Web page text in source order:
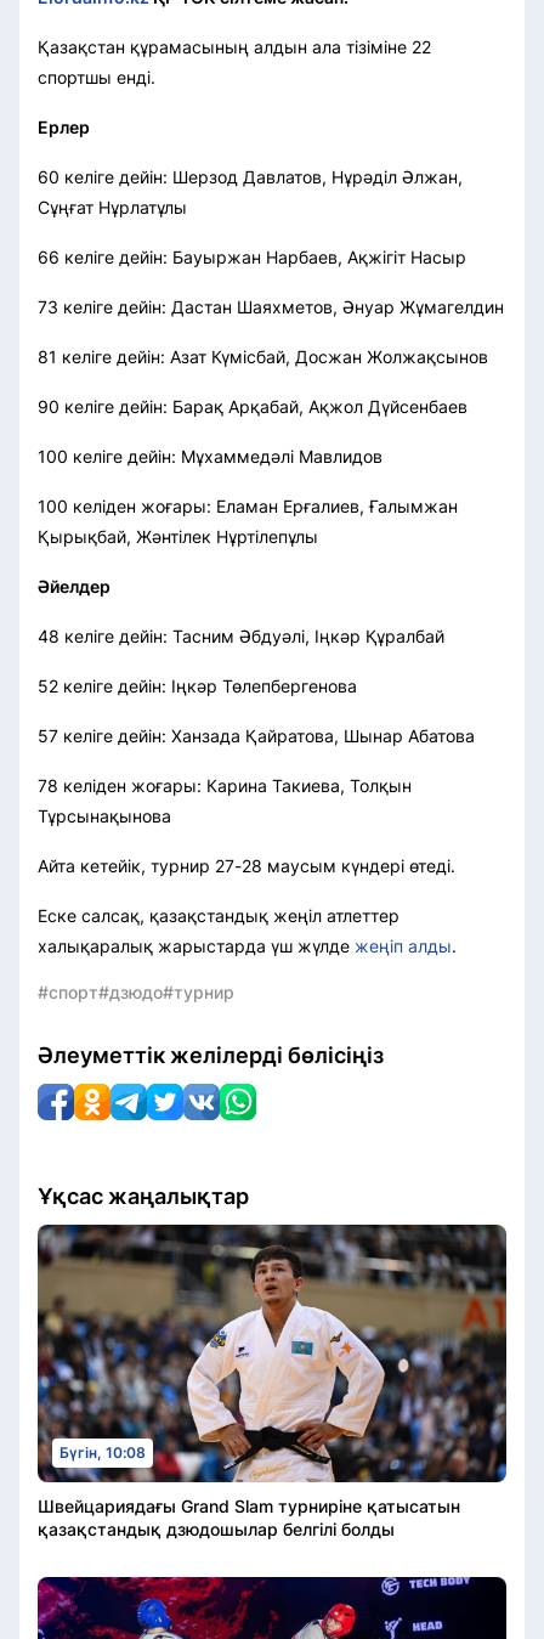
Қазақстан құрамасының алдын ала тізіміне 22
спортшы енді.
Ерлер
60 келіге дейін: Шерзод Давлатов, Нұрәділ Әлжан,
Сұңғат Нұрлатұлы
66 келіге дейін: Бауыржан Нарбаев, Ақжігіт Насыр
73 келіге дейін: Дастан Шаяхметов, Әнуар Жұмагелдин
81 келіге дейін: Азат Күмісбай, Досжан Жолжақсынов
90 келіге дейін: Барақ Арқабай, Ақжол Дүйсенбаев
100 келіге дейін: Мұхаммедәлі Мавлидов
100 келіден жоғары: Еламан Ерғалиев, Ғалымжан
Қырықбай, Жәнтілек Нұртілепұлы
Әйелдер
48 келіге дейін: Тасним Әбдуәлі, Іңкәр Құралбай
52 келіге дейін: Іңкәр Төлепбергенова
57 келіге дейін: Ханзада Қайратова, Шынар Абатова
78 келіден жоғары: Карина Такиева, Толқын
Тұрсынақынова
Айта кетейік, турнир 27-28 маусым күндері өтеді.
Еске салсақ, қазақстандық жеңіл атлеттер
халықаралық жарыстарда үш жүлде жеңіп алды.
#спорт#дзюдо#турнир
Әлеуметтік желілерді бөлісіңіз
Ұқсас жаңалықтар
Бүгін, 10:08
Швейцариядағы Grand Slam турниріне қатысатын
қазақстандық дзюдошылар белгілі болды